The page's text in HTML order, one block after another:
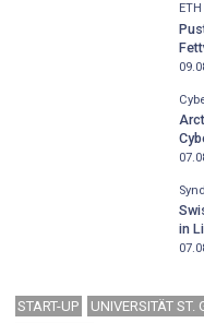
in
START-UP UNIVERSITÄT ST.